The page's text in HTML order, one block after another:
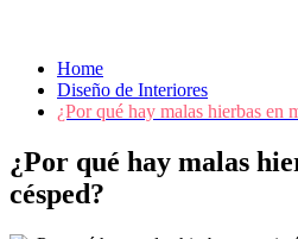
Home
Diseño de Interiores
¿Por qué hay malas hierbas en
¿Por qué hay malas
césped?